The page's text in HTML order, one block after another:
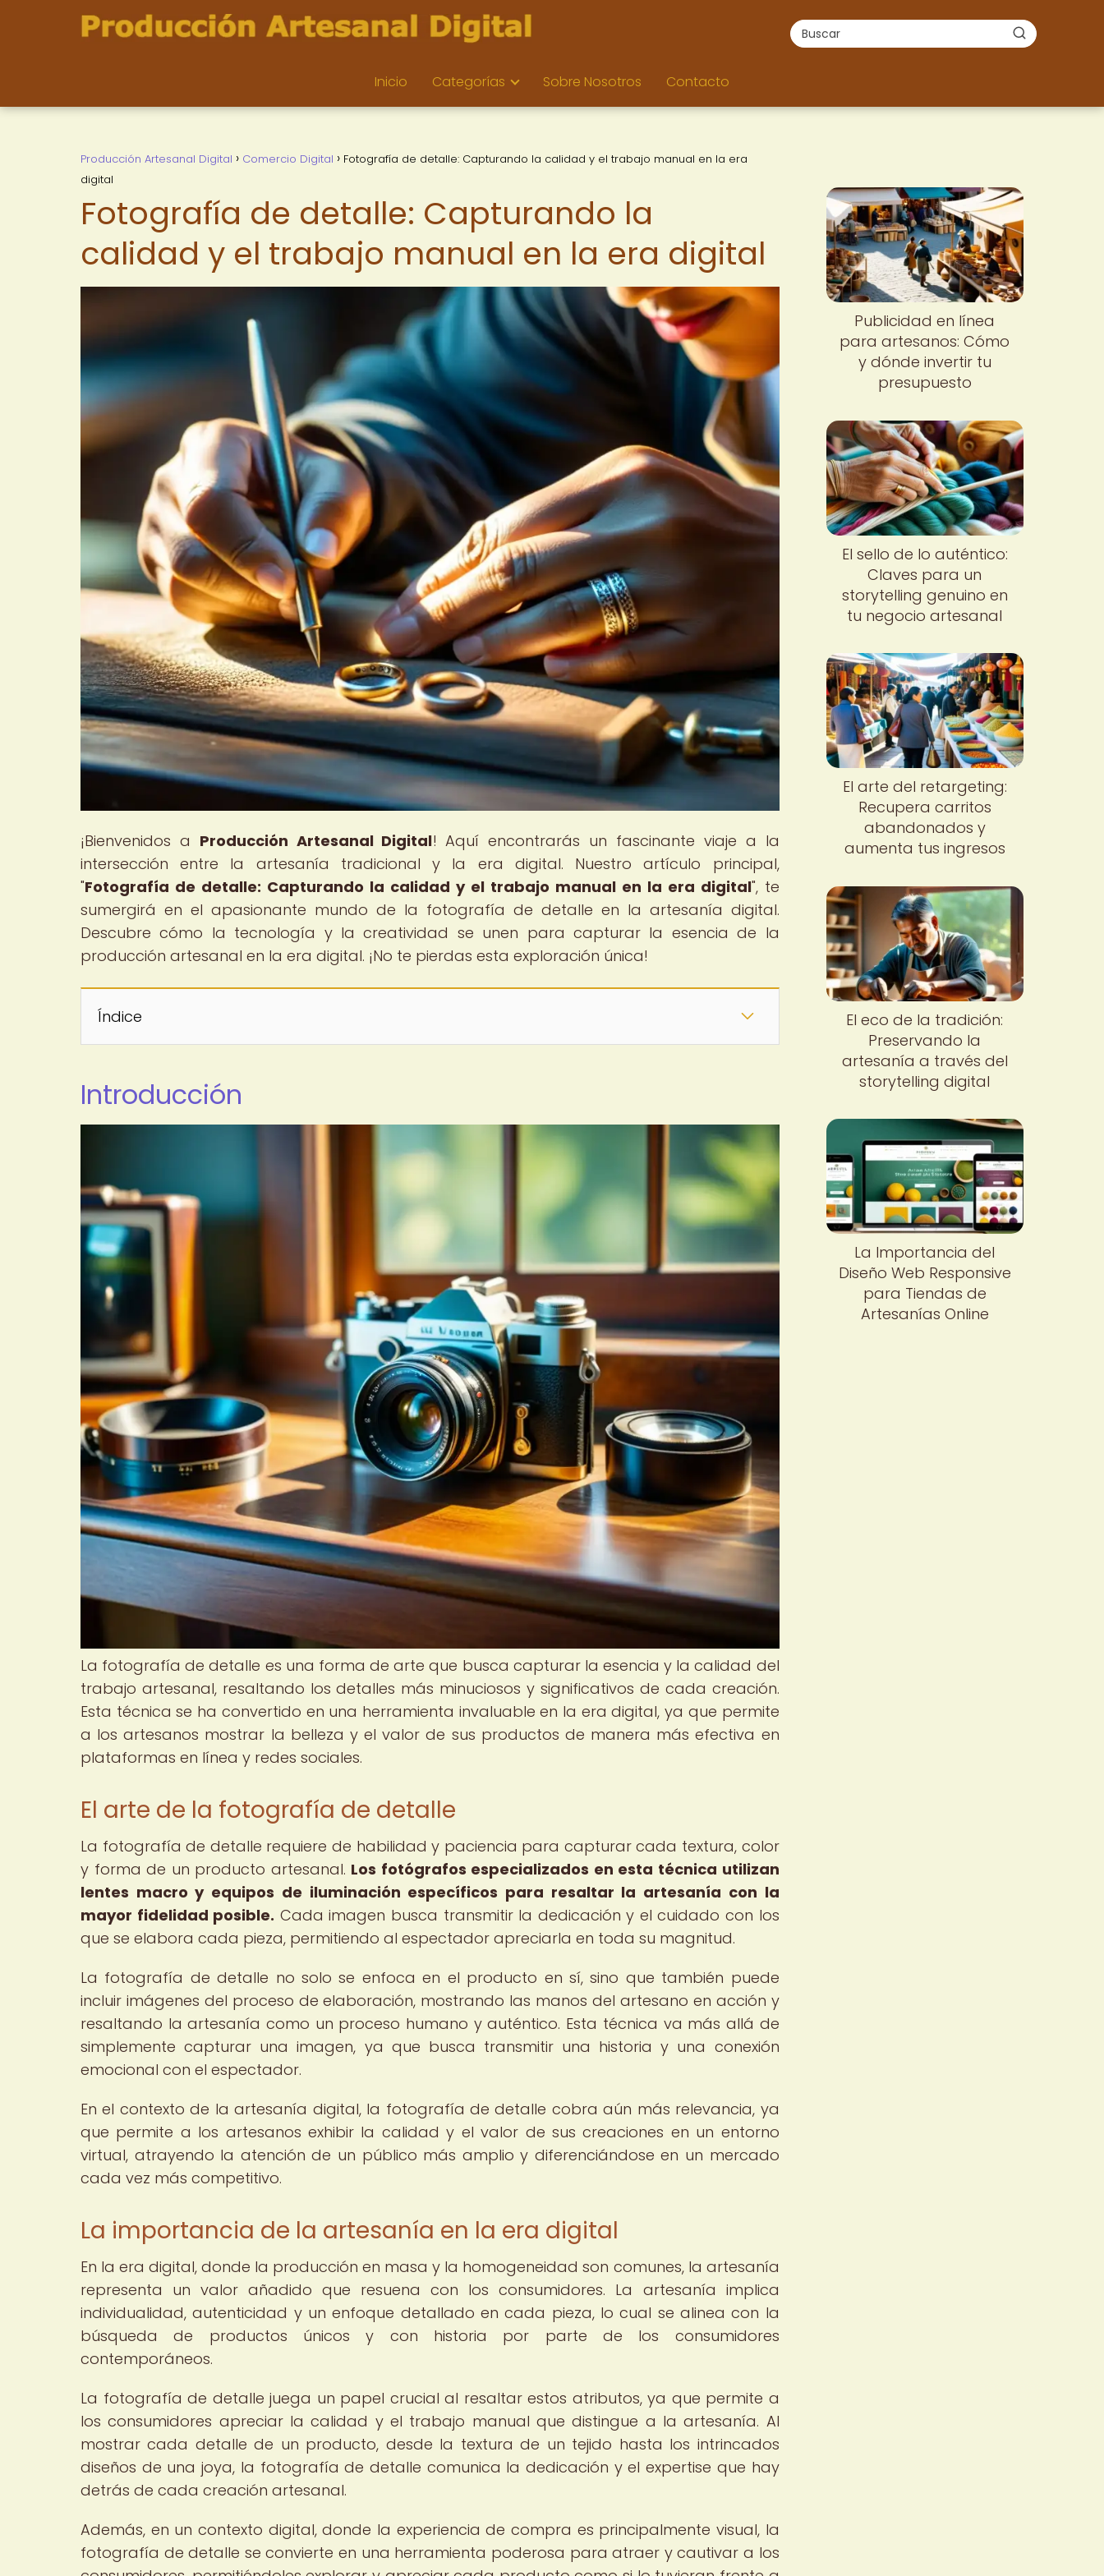
Inicio Categorías Sobre Nosotros Contacto
Producción Artesanal Digital Comercio Digital
Fotografía de detalle: Capturando la calidad y el trabajo manual en la era
digital
Fotografía de detalle: Capturando la
calidad y el trabajo manual en la era digital
¡Bienvenidos a Producción Artesanal Digital! Aquí encontrarás un fascinante viaje a la
intersección entre la artesanía tradicional y la era digital. Nuestro artículo principal,
"Fotografía de detalle: Capturando la calidad y el trabajo manual en la era digital", te
sumergirá en el apasionante mundo de la fotografía de detalle en la artesanía digital.
Descubre cómo la tecnología y la creatividad se unen para capturar la esencia de la
producción artesanal en la era digital. ¡No te pierdas esta exploración única!
Índice
Introducción
La fotografía de detalle es una forma de arte que busca capturar la esencia y la calidad del
trabajo artesanal, resaltando los detalles más minuciosos y significativos de cada creación.
Esta técnica se ha convertido en una herramienta invaluable en la era digital, ya que permite
a los artesanos mostrar la belleza y el valor de sus productos de manera más efectiva en
plataformas en línea y redes sociales.
El arte de la fotografía de detalle
La fotografía de detalle requiere de habilidad y paciencia para capturar cada textura, color
y forma de un producto artesanal. Los fotógrafos especializados en esta técnica utilizan
lentes macro y equipos de iluminación específicos para resaltar la artesanía con la
mayor fidelidad posible. Cada imagen busca transmitir la dedicación y el cuidado con los
que se elabora cada pieza, permitiendo al espectador apreciarla en toda su magnitud.
La fotografía de detalle no solo se enfoca en el producto en sí, sino que también puede
incluir imágenes del proceso de elaboración, mostrando las manos del artesano en acción y
resaltando la artesanía como un proceso humano y auténtico. Esta técnica va más allá de
simplemente capturar una imagen, ya que busca transmitir una historia y una conexión
emocional con el espectador.
En el contexto de la artesanía digital, la fotografía de detalle cobra aún más relevancia, ya
que permite a los artesanos exhibir la calidad y el valor de sus creaciones en un entorno
virtual, atrayendo la atención de un público más amplio y diferenciándose en un mercado
cada vez más competitivo.
La importancia de la artesanía en la era digital
En la era digital, donde la producción en masa y la homogeneidad son comunes, la artesanía
representa un valor añadido que resuena con los consumidores. La artesanía implica
individualidad, autenticidad y un enfoque detallado en cada pieza, lo cual se alinea con la
búsqueda de productos únicos y con historia por parte de los consumidores
contemporáneos.
La fotografía de detalle juega un papel crucial al resaltar estos atributos, ya que permite a
los consumidores apreciar la calidad y el trabajo manual que distingue a la artesanía. Al
mostrar cada detalle de un producto, desde la textura de un tejido hasta los intrincados
diseños de una joya, la fotografía de detalle comunica la dedicación y el expertise que hay
detrás de cada creación artesanal.
Además, en un contexto digital, donde la experiencia de compra es principalmente visual, la
fotografía de detalle se convierte en una herramienta poderosa para atraer y cautivar a los
Publicidad en línea
para artesanos: Cómo
y dónde invertir tu
presupuesto
El sello de lo auténtico:
Claves para un
storytelling genuino en
tu negocio artesanal
El arte del retargeting:
Recupera carritos
abandonados y
aumenta tus ingresos
El eco de la tradición:
Preservando la
artesanía a través del
storytelling digital
La Importancia del
Diseño Web Responsive
para Tiendas de
Artesanías Online